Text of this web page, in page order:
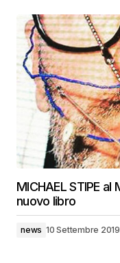
MICHAEL STIPE
nuovo libro
news 10 Settembre 2019